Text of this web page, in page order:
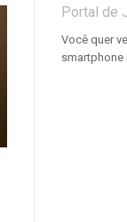
Portal de
Você quer
smartphone